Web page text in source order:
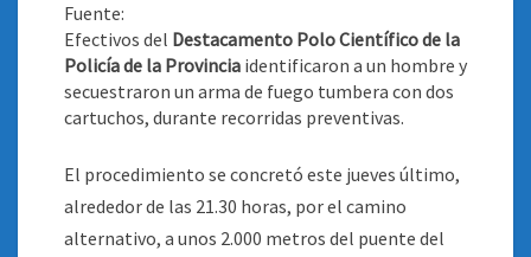
Fuente:
Efectivos del Destacamento Polo Científico de la
Policía de la Provincia identificaron a un hombre y
secuestraron un arma de fuego tumbera con dos
cartuchos, durante recorridas preventivas.
El procedimiento se concretó este jueves último,
alrededor de las 21.30 horas, por el camino
alternativo, a unos 2.000 metros del puente del